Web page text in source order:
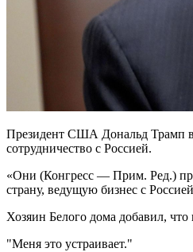
Президент США Дональд Трамп
сотрудничество с Россией.
«Они (Конгресс — Прим. Ред.)
страну, ведущую бизнес с
Хозяин Белого дома добавил, что
"Меня это устраивает."